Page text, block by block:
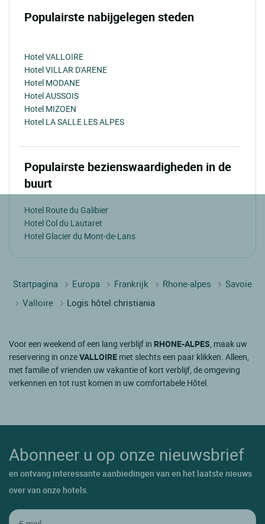
Populairste nabijgelegen steden
Hotel VALLOIRE
Hotel VILLAR D'ARENE
Hotel MODANE
Hotel AUSSOIS
Hotel MIZOEN
Hotel LA SALLE LES ALPES
Populairste bezienswaardigheden in de
buurt
Hotel Route du Galibier
Hotel Col du Lautaret
Hotel Glacier du Mont-de-Lans
Startpagina Europa Frankrijk Rhone-alpes
Savoie
Valloire
Logis hôtel christiania
Voor een weekend of een lang verblijf in RHONE-ALPES, maak uw
reservering in onzeVALLOIRE met slechts een paar klikken. Alleen,
met familie of vrienden uw vakantie of kort verblijf, de omgeving
verkennen en tot rust komen in uw comfortabele Hôtel.
Abonneer u op onze nieuwsbrief
en ontvang interessante aanbiedingen van en het laatste nieuws
over van onze hotels.